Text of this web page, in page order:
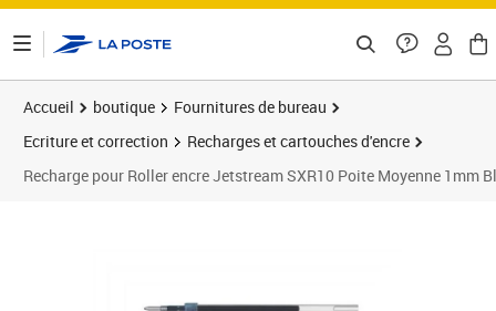
Accueil boutique
Fournitures de bureau
Ecriture et correction
Recharges et cartouches d'encre
Recharge pour Roller encre Jetstream SXR10 Poite Moyenne 1mm